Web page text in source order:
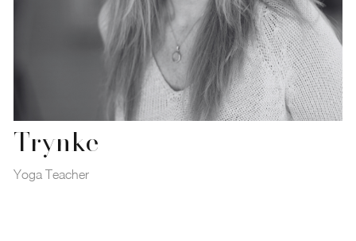
Trynke
Yoga Teacher